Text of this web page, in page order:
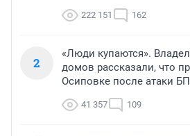
222 151 162
2
«Люди купаются».
домов рассказали, что
Осиповке после атаки
41 357 109